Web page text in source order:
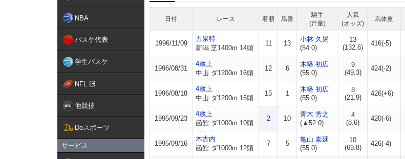
NBA
バスケ代表
学生バスケ
NFL
他競技
Doスポーツ
サービス
日付 レース 着順 馬番
騎手
(斤量)
人気
(オッズ)
馬体重
1996/11/09
五泉特
新潟 芝1400m 14頭
11 13
小林 久晃
(54.0)
13
(132.6)
416(-5)
1996/08/31
4歳上
中山 ダ1200m 16頭
12 6
木幡 初広
(55.0)
9
(49.3)
424(-2)
1996/08/18
4歳上
中山 ダ1200m 15頭
15 1
木幡 初広
(55.0)
8
(21.9)
426(+6)
1995/09/23
4歳上
函館 ダ1000m 10頭
2 10
青木 芳之
(▲52.0)
4
(8.6)
420(-6)
1995/09/16
木古内
函館 ダ1000m 12頭
7 5
亀山 泰延
(55.0)
10
(69.8)
426(-4)